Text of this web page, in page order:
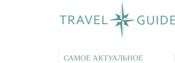
САМОЕ АКТУАЛЬНОЕ